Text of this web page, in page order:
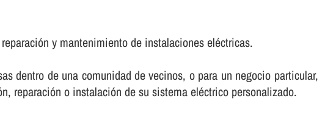
y mantenimiento de instalaciones eléctricas.
dentro de una comunidad de vecinos, o para un negocio particular,
reparación o instalación de su sistema eléctrico personalizado.